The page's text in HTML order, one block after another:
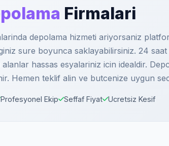
Firmalari
depolama hizmeti ariyorsaniz
sure boyunca saklayabilirsiniz. 24
hassas esyalariniz icin idealdir.
Hemen teklif alin ve butcenize uygun
Profesyonel Ekip Seffaf Fiyat Ucretsiz Kesif